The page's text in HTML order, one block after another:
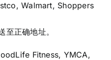
Walmart, Shoppers
至正确地址。
Fitness, YMCA,